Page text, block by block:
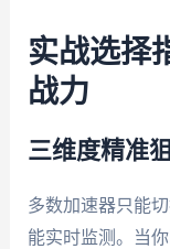
实战选择
战力
三维度精准
多数加速器只能
能实时监测。当